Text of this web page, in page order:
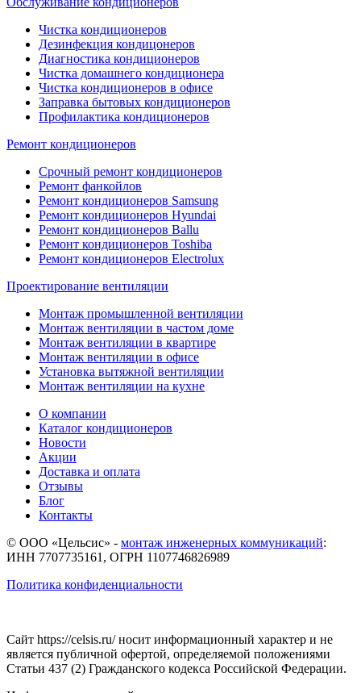
Чистка кондиционеров
Дезинфекция кондицонеров
Диагностика кондиционеров
Чистка домашнего кондиционера
Чистка кондиционеров в офисе
Заправка бытовых кондиционеров
Профилактика кондиционеров
Ремонт кондиционеров
Срочный ремонт кондиционеров
Ремонт фанкойлов
Ремонт кондиционеров Samsung
Ремонт кондиционеров Hyundai
Ремонт кондиционеров Ballu
Ремонт кондиционеров Toshibа
Ремонт кондиционеров Electrolux
Проектирование вентиляции
Монтаж промышленной вентиляции
Монтаж вентиляции в частом доме
Монтаж вентиляции в квартире
Монтаж вентиляции в офисе
Установка вытяжной вентиляции
Монтаж вентиляции на кухне
О компании
Каталог кондиционеров
Новости
Акции
Доставка и оплата
Отзывы
Блог
Контакты
© ООО «Цельсис» - монтаж инженерных коммуникаций:
ИНН 7707735161, ОГРН 1107746826989
Политика конфиденциальности
Сайт https://celsis.ru/ носит информационный характер и не
является публичной офертой, определяемой положениями
Статьи 437 (2) Гражданского кодекса Российской Федерации.